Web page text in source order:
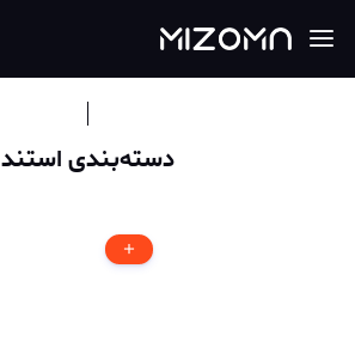
دسته‌بندی استند